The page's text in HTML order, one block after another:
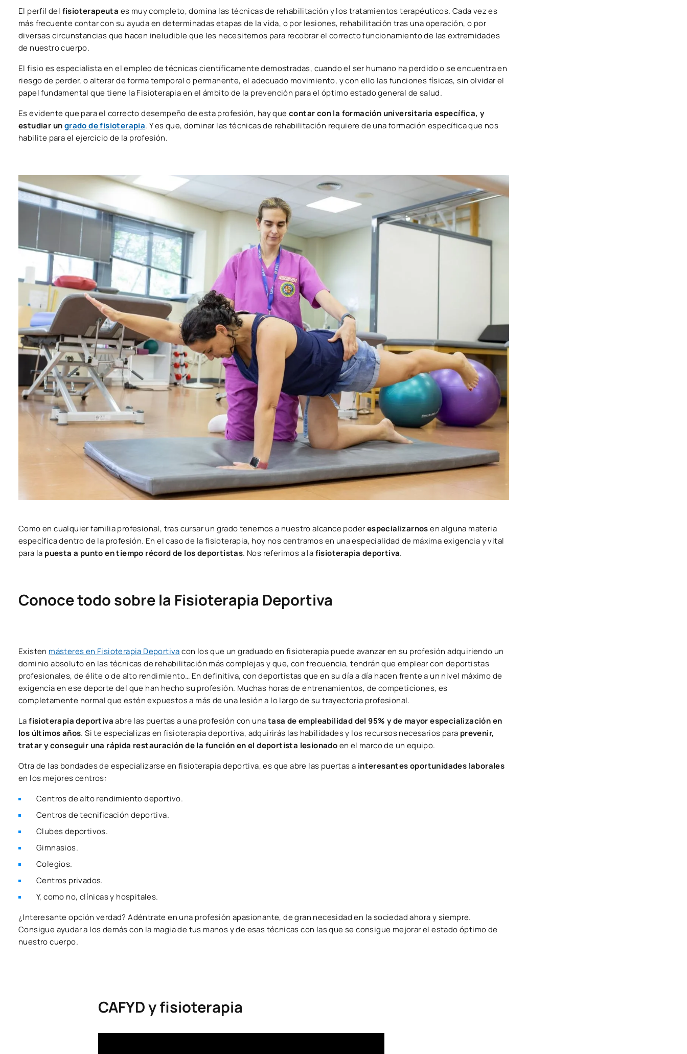
El perfil del fisioterapeuta es muy completo, domina las técnicas de rehabilitación y los tratamientos terapéuticos. Cada vez es
más frecuente contar con su ayuda en determinadas etapas de la vida, o por lesiones, rehabilitación tras una operación, o por
diversas circunstancias que hacen ineludible que les necesitemos para recobrar el correcto funcionamiento de las extremidades
de nuestro cuerpo.
El fisio es especialista en el empleo de técnicas científicamente demostradas, cuando el ser humano ha perdido o se encuentra en
riesgo de perder, o alterar de forma temporal o permanente, el adecuado movimiento, y con ello las funciones físicas, sin olvidar el
papel fundamental que tiene la Fisioterapia en el ámbito de la prevención para el óptimo estado general de salud.
Es evidente que para el correcto desempeño de esta profesión, hay quecontar con la formación universitaria específica, y
estudiar ungrado de fisioterapia. Y es que, dominar las técnicas de rehabilitación requiere de una formación específica que nos
habilite para el ejercicio de la profesión.
Como en cualquier familia profesional, tras cursar un grado tenemos a nuestro alcance poderespecializarnosen alguna materia
específica dentro de la profesión. En el caso de la fisioterapia, hoy nos centramos en una especialidad de máxima exigencia y vital
para la puesta a punto en tiempo récord de los deportistas. Nos referimos a lafisioterapia deportiva.
Conoce todo sobre la Fisioterapia Deportiva
Existen másteres en Fisioterapia Deportivacon los que un graduado en fisioterapia puede avanzar en su profesión adquiriendo un
dominio absoluto en las técnicas de rehabilitación más complejas y que, con frecuencia, tendrán que emplear con deportistas
profesionales, de élite o de alto rendimiento… En definitiva, con deportistas que en su día a día hacen frente a un nivel máximo de
exigencia en ese deporte del que han hecho su profesión. Muchas horas de entrenamientos, de competiciones, es
completamente normal que estén expuestos a más de una lesión a lo largo de su trayectoria profesional.
Lafisioterapia deportivaabre las puertas a una profesión con unatasa de empleabilidad del 95% y de mayor especialización en
los últimos años. Si te especializas en fisioterapia deportiva, adquirirás las habilidades y los recursos necesarios para prevenir,
tratar y conseguir una rápida restauración de la función en el deportista lesionadoen el marco de un equipo.
Otra de las bondades de especializarse en fisioterapia deportiva, es que abre las puertas a interesantes oportunidades laborales
en los mejores centros:
Centros de alto rendimiento deportivo.
Centros de tecnificación deportiva.
Clubes deportivos.
Gimnasios.
Colegios.
Centros privados.
Y, como no, clínicas y hospitales.
¿Interesante opción verdad? Adéntrate en una profesión apasionante, de gran necesidad en la sociedad ahora y siempre.
Consigue ayudar a los demás con la magia de tus manos y de esas técnicas con las que se consigue mejorar el estado óptimo de
nuestro cuerpo.
CAFYD y fisioterapia